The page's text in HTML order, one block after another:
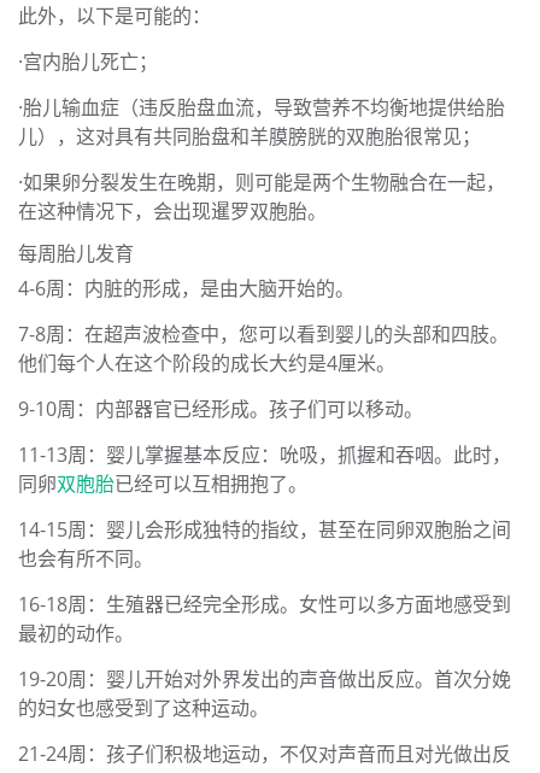
此外，以下是可能的：
·宫内胎儿死亡；
·胎儿输血症（违反胎盘血流，导致营养不均衡地提供给胎
儿），这对具有共同胎盘和羊膜膀胱的双胞胎很常见；
·如果卵分裂发生在晚期，则可能是两个生物融合在一起，
在这种情况下，会出现暹罗双胞胎。
每周胎儿发育
4-6周：内脏的形成，是由大脑开始的。
7-8周：在超声波检查中，您可以看到婴儿的头部和四肢。
他们每个人在这个阶段的成长大约是4厘米。
9-10周：内部器官已经形成。孩子们可以移动。
11-13周：婴儿掌握基本反应：吮吸，抓握和吞咽。此时，
同卵双胞胎已经可以互相拥抱了。
14-15周：婴儿会形成独特的指纹，甚至在同卵双胞胎之间
也会有所不同。
16-18周：生殖器已经完全形成。女性可以多方面地感受到
最初的动作。
19-20周：婴儿开始对外界发出的声音做出反应。首次分娩
的妇女也感受到了这种运动。
21-24周：孩子们积极地运动，不仅对声音而且对光做出反